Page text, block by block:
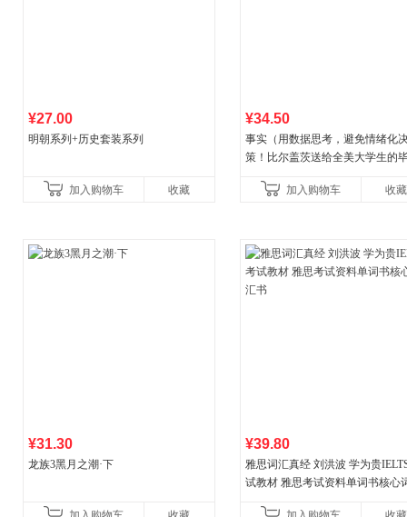
¥27.00
明朝系列+历史套装系列
加入购物车 收藏
¥34.50
事实（用数据思考，避免情绪化
策！比尔盖茨送给全美大学生的
书！）读客经管文库
加入购物车 收藏
¥31.30
龙族3黑月之潮·下
¥39.80
雅思词汇真经 刘洪波 学为贵
试教材 雅思考试资料单词书核心